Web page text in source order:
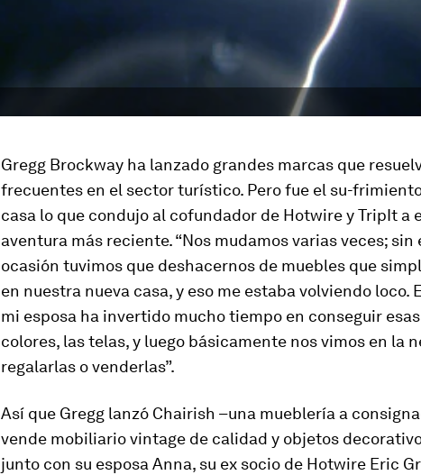
Gregg Brockway ha lanzado grandes marcas que
frecuentes en el sector turístico. Pero fue el su-
casa lo que condujo al cofundador de Hotwire y TripIt a
aventura más reciente. “Nos mudamos varias veces; sin
ocasión tuvimos que deshacernos de muebles que
en nuestra nueva casa, y eso me estaba volviendo loco.
mi esposa ha invertido mucho tiempo en conseguir
colores, las telas, y luego básicamente nos vimos en la
regalarlas o venderlas”.
Así que Gregg lanzó Chairish –una mueblería a
vende mobiliario vintage de calidad y objetos
junto con su esposa Anna, su ex socio de Hotwire Eric